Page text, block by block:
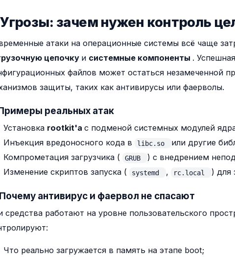
Угрозы: зачем нужен контроль
атаки на операционные системы всё чаще
цепочку и системные компоненты .
файлов может остаться незамеченной
защиты, таких как антивирусы или фаерволы.
реальных атак
Установка rootkit'а с подменой системных модулей
Инъекция вредоносного кода в
libc.so
или другие
Компрометация загрузчика (
GRUB
) с внедрением
Изменение скриптов запуска (
systemd , rc.local ) для
антивирус и фаервол не спасают
средства работают на уровне пользовательского
Что реально загружается в память на этапе boot;